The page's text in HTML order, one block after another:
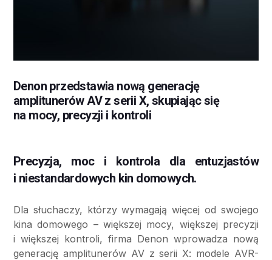
Denon przedstawia nową generację
amplitunerów AV z serii X, skupiając się
na mocy, precyzji i kontroli
Precyzja, moc i kontrola dla entuzjastów
i niestandardowych kin domowych.
Dla słuchaczy, którzy wymagają więcej od swojego
kina domowego – większej mocy, większej precyzji
i większej kontroli, firma Denon wprowadza nową
generację amplitunerów AV z serii X: modele AVR-